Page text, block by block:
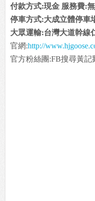
付款方式:現金 服務費:無
停車方式:大成立體停車
大眾運輸:台灣大道幹線
官網:http://
官方粉絲團:FB搜尋黃記